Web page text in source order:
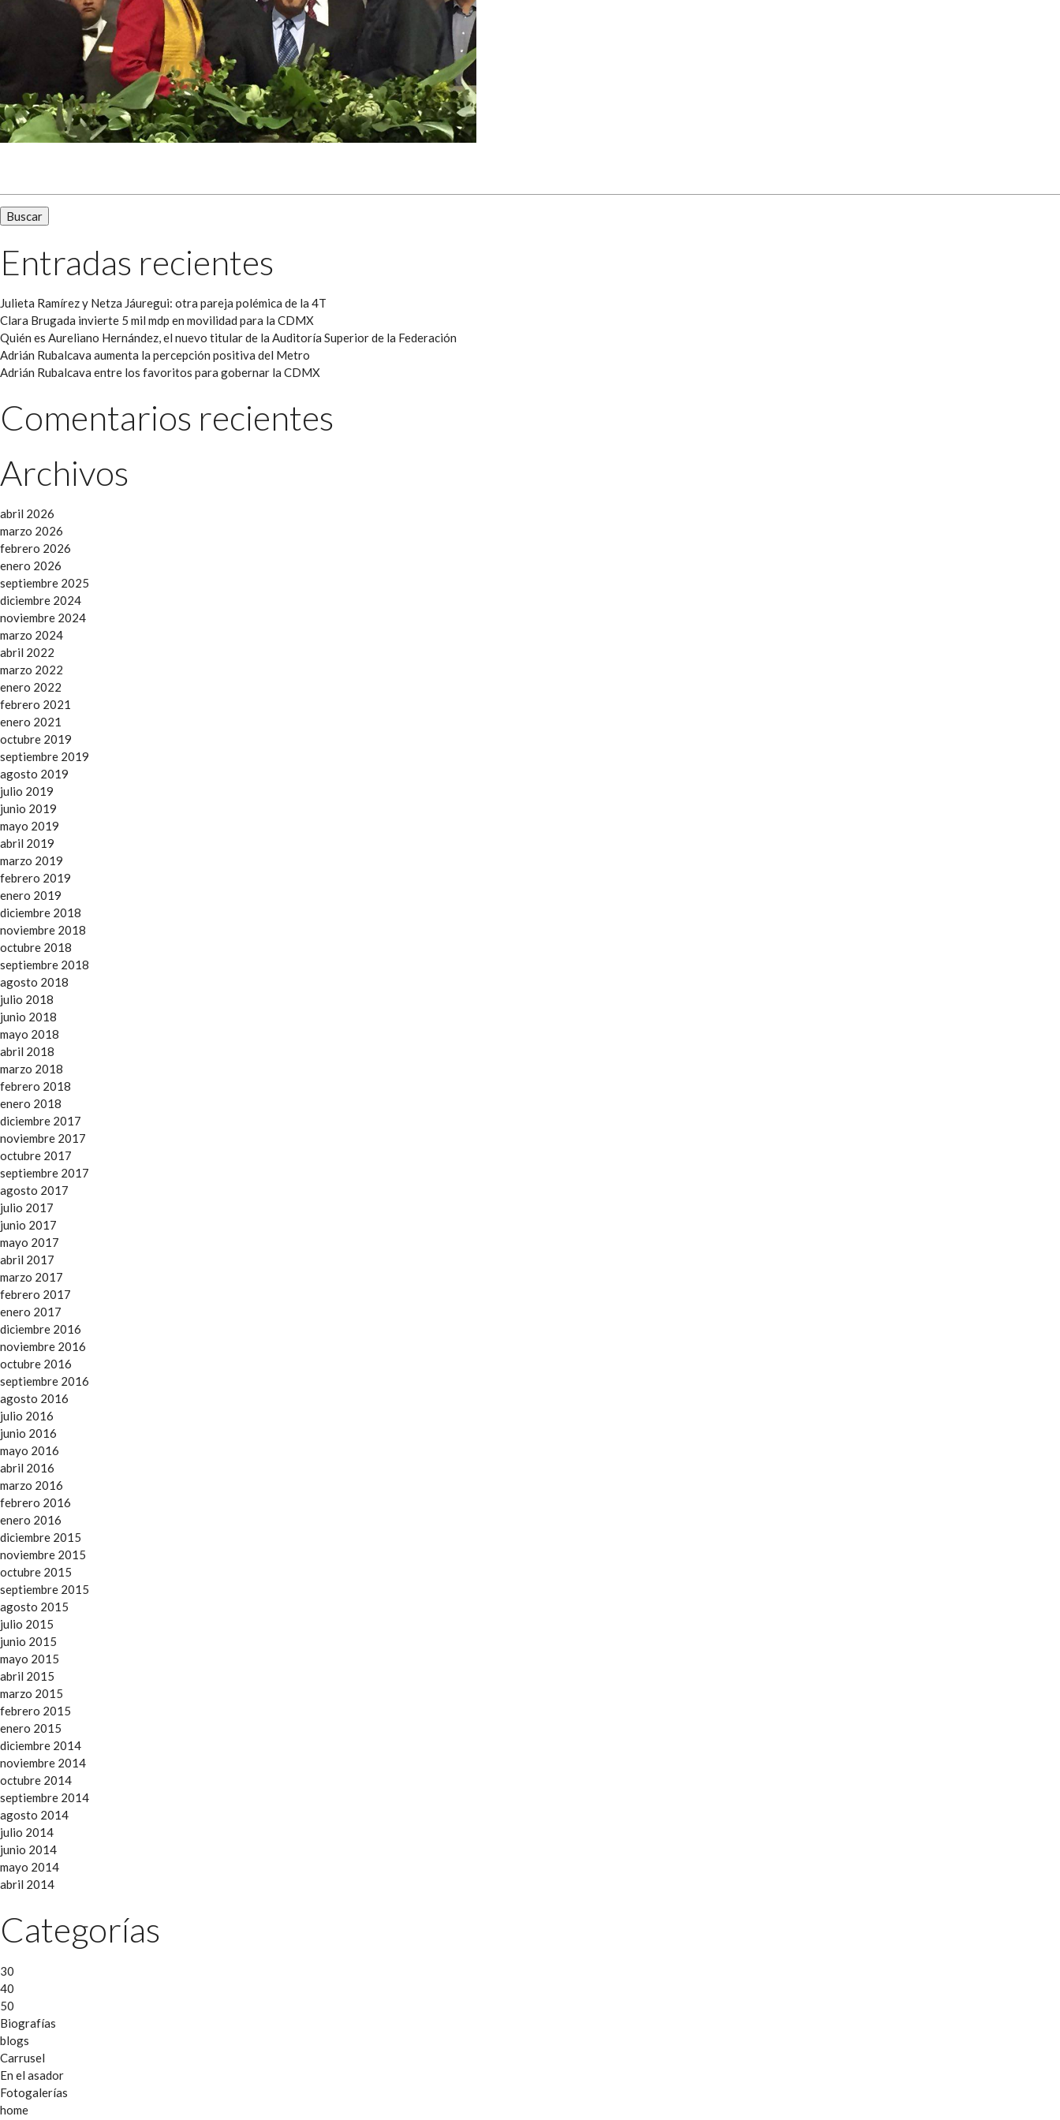
Entradas recientes
Julieta Ramírez y Netza Jáuregui: otra pareja polémica de la 4T
Clara Brugada invierte 5 mil mdp en movilidad para la CDMX
Quién es Aureliano Hernández, el nuevo titular de la Auditoría Superior de la Federación
Adrián Rubalcava aumenta la percepción positiva del Metro
Adrián Rubalcava entre los favoritos para gobernar la CDMX
Comentarios recientes
Archivos
abril 2026
marzo 2026
febrero 2026
enero 2026
septiembre 2025
diciembre 2024
noviembre 2024
marzo 2024
abril 2022
marzo 2022
enero 2022
febrero 2021
enero 2021
octubre 2019
septiembre 2019
agosto 2019
julio 2019
junio 2019
mayo 2019
abril 2019
marzo 2019
febrero 2019
enero 2019
diciembre 2018
noviembre 2018
octubre 2018
septiembre 2018
agosto 2018
julio 2018
junio 2018
mayo 2018
abril 2018
marzo 2018
febrero 2018
enero 2018
diciembre 2017
noviembre 2017
octubre 2017
septiembre 2017
agosto 2017
julio 2017
junio 2017
mayo 2017
abril 2017
marzo 2017
febrero 2017
enero 2017
diciembre 2016
noviembre 2016
octubre 2016
septiembre 2016
agosto 2016
julio 2016
junio 2016
mayo 2016
abril 2016
marzo 2016
febrero 2016
enero 2016
diciembre 2015
noviembre 2015
octubre 2015
septiembre 2015
agosto 2015
julio 2015
junio 2015
mayo 2015
abril 2015
marzo 2015
febrero 2015
enero 2015
diciembre 2014
noviembre 2014
octubre 2014
septiembre 2014
agosto 2014
julio 2014
junio 2014
mayo 2014
abril 2014
Categorías
30
40
50
Biografías
blogs
Carrusel
En el asador
Fotogalerías
home